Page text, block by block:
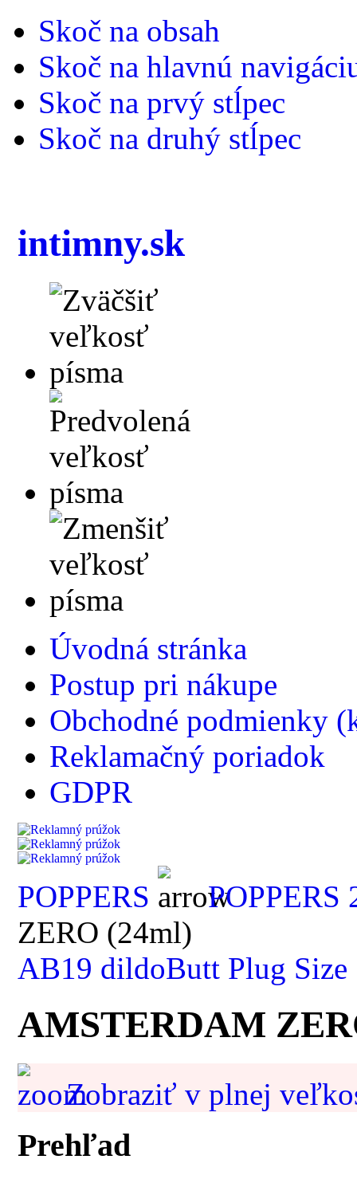
Skoč na obsah
Skoč na hlavnú
Skoč na prvý stĺpec
Skoč na druhý stĺpec
intimny.sk
Úvodná stránka
Postup pri nákupe
Obchodné podmienky
Reklamačný poriadok
GDPR
POPPERS
POPPERS
ZERO (24ml)
AB19 dildoButt Plug
AMSTERDAM
Zobraziť v plnej
Prehľad